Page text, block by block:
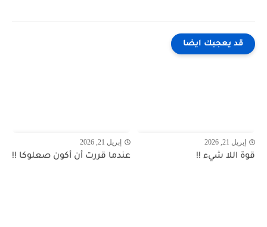
قد يعجبك ايضا
إبريل 21, 2026
قوة اللا شيء !!
إبريل 21, 2026
عندما قررت أن أكون صعلوكا !!